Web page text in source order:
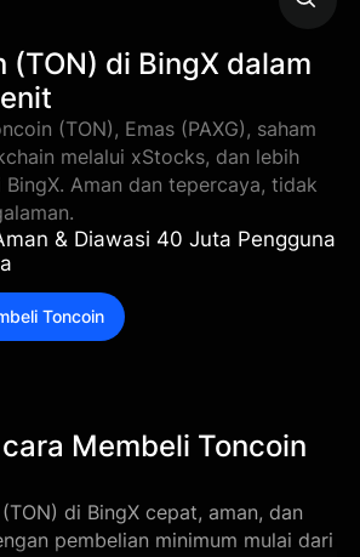
(TON) di BingX dalam
(TON), Emas (PAXG), saham
melalui xStocks, dan lebih
Aman dan tepercaya, tidak
& Diawasi 40 Juta Pengguna
Toncoin
Membeli Toncoin
di BingX cepat, aman, dan
pembelian minimum mulai dari